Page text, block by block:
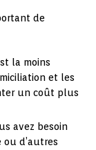
de
la moins
et les
un coût plus
avez besoin
d’autres